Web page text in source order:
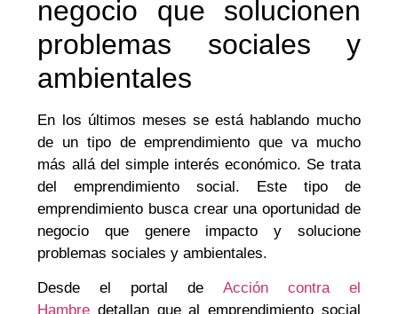
negocio que solucionen
problemas sociales y
ambientales
En los últimos meses se está hablando mucho
de un tipo de emprendimiento que va mucho
más allá del simple interés económico. Se trata
del emprendimiento social. Este tipo de
emprendimiento busca crear una oportunidad de
negocio que genere impacto y solucione
problemas sociales y ambientales.
Desde el portal de Acción contra el
Hambre detallan que al emprendimiento social